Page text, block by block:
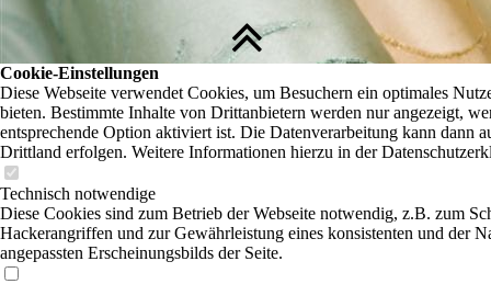
Cookie-Einstellungen
Diese Webseite verwendet Cookies, um Besuchern ein optimales
bieten. Bestimmte Inhalte von Drittanbietern werden nur angezeigt,
entsprechende Option aktiviert ist. Die Datenverarbeitung kann dann
Drittland erfolgen. Weitere Informationen hierzu in der
Technisch notwendige
Diese Cookies sind zum Betrieb der Webseite notwendig, z.B. zum
Hackerangriffen und zur Gewährleistung eines konsistenten und der
angepassten Erscheinungsbilds der Seite.